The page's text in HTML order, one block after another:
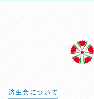
済生会について